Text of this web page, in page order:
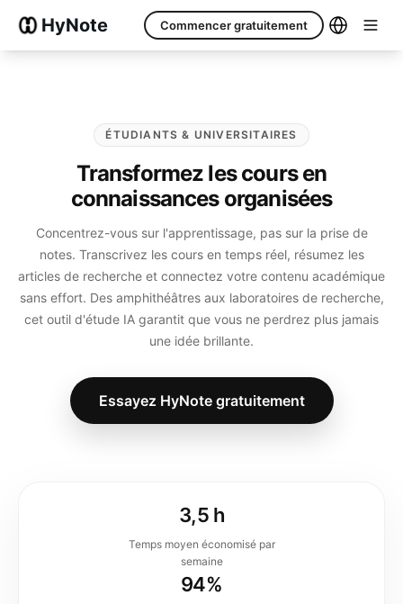
HyNote Commencer gratuitement
ÉTUDIANTS & UNIVERSITAIRES
Transformez les cours en
connaissances organisées
Concentrez-vous sur l'apprentissage, pas sur la prise de
notes. Transcrivez les cours en temps réel, résumez les
articles de recherche et connectez votre contenu académique
sans effort. Des amphithéâtres aux laboratoires de recherche,
cet outil d'étude IA garantit que vous ne perdrez plus jamais
une idée brillante.
Essayez HyNote gratuitement
3,5 h
Temps moyen économisé par
semaine
94%